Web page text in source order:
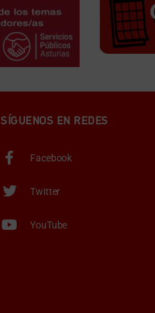
SÍGUENOS EN REDES
Facebook
Twitter
YouTube